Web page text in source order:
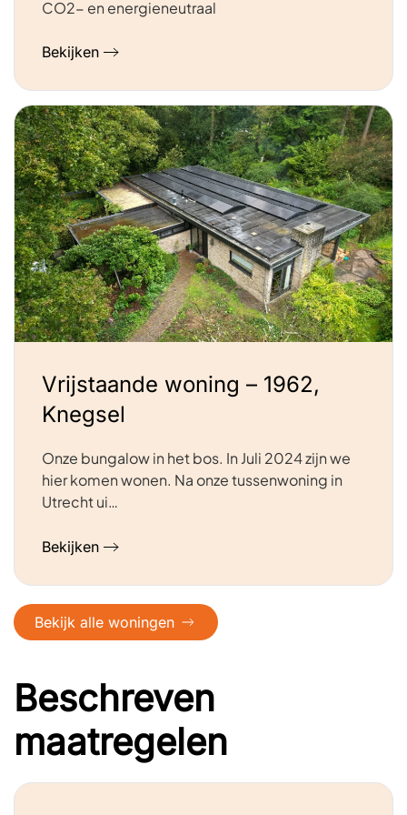
CO2- en energieneutraal
Bekijken
Vrijstaande woning – 1962,
Knegsel
Onze bungalow in het bos. In Juli 2024 zijn we
hier komen wonen. Na onze tussenwoning in
Utrecht ui…
Bekijken
Bekijk alle woningen
Beschreven
maatregelen